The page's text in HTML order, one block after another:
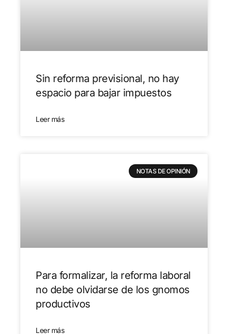
Sin reforma previsional, no hay
espacio para bajar impuestos
Leer más
NOTAS DE OPINIÓN
Para formalizar, la reforma laboral
no debe olvidarse de los gnomos
productivos
Leer más